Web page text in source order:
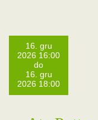
16. gru
2026 16:00
do
16. gru
2026 18:00